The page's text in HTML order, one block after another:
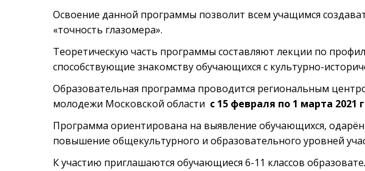
Освоение данной программы позволит всем учащимся
«точность глазомера».
Теоретическую часть программы составляют лекции по
способствующие знакомству обучающихся с культурно-
Образовательная программа проводится региональным
молодежи Московской области с 15 февраля по 1 марта 2021
Программа ориентирована на выявление обучающихся,
повышение общекультурного и образовательного уровней
К участию приглашаются обучающиеся 6-11 классов